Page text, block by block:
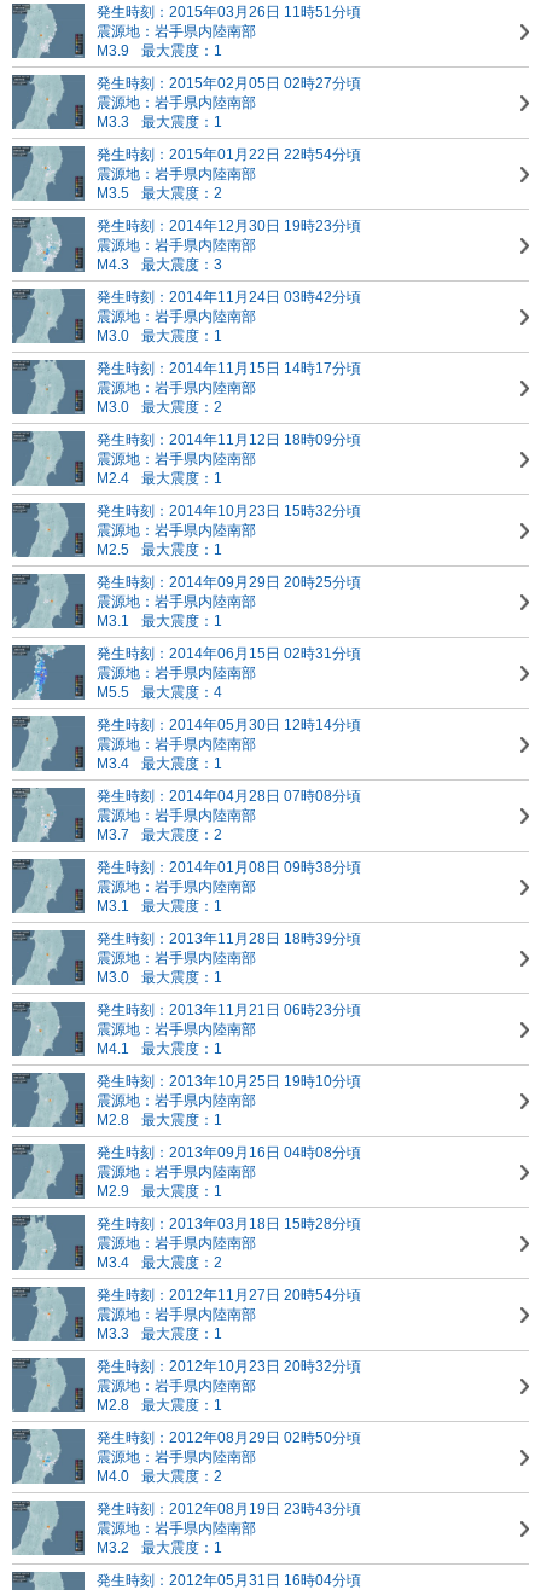
発生時刻：2015年03月26日 11時51分頃
震源地：岩手県内陸南部
M3.9
最大震度：1
発生時刻：2015年02月05日 02時27分頃
震源地：岩手県内陸南部
M3.3
最大震度：1
発生時刻：2015年01月22日 22時54分頃
震源地：岩手県内陸南部
M3.5
最大震度：2
発生時刻：2014年12月30日 19時23分頃
震源地：岩手県内陸南部
M4.3
最大震度：3
発生時刻：2014年11月24日 03時42分頃
震源地：岩手県内陸南部
M3.0
最大震度：1
発生時刻：2014年11月15日 14時17分頃
震源地：岩手県内陸南部
M3.0
最大震度：2
発生時刻：2014年11月12日 18時09分頃
震源地：岩手県内陸南部
M2.4
最大震度：1
発生時刻：2014年10月23日 15時32分頃
震源地：岩手県内陸南部
M2.5
最大震度：1
発生時刻：2014年09月29日 20時25分頃
震源地：岩手県内陸南部
M3.1
最大震度：1
発生時刻：2014年06月15日 02時31分頃
震源地：岩手県内陸南部
M5.5
最大震度：4
発生時刻：2014年05月30日 12時14分頃
震源地：岩手県内陸南部
M3.4
最大震度：1
発生時刻：2014年04月28日 07時08分頃
震源地：岩手県内陸南部
M3.7
最大震度：2
発生時刻：2014年01月08日 09時38分頃
震源地：岩手県内陸南部
M3.1
最大震度：1
発生時刻：2013年11月28日 18時39分頃
震源地：岩手県内陸南部
M3.0
最大震度：1
発生時刻：2013年11月21日 06時23分頃
震源地：岩手県内陸南部
M4.1
最大震度：1
発生時刻：2013年10月25日 19時10分頃
震源地：岩手県内陸南部
M2.8
最大震度：1
発生時刻：2013年09月16日 04時08分頃
震源地：岩手県内陸南部
M2.9
最大震度：1
発生時刻：2013年03月18日 15時28分頃
震源地：岩手県内陸南部
M3.4
最大震度：2
発生時刻：2012年11月27日 20時54分頃
震源地：岩手県内陸南部
M3.3
最大震度：1
発生時刻：2012年10月23日 20時32分頃
震源地：岩手県内陸南部
M2.8
最大震度：1
発生時刻：2012年08月29日 02時50分頃
震源地：岩手県内陸南部
M4.0
最大震度：2
発生時刻：2012年08月19日 23時43分頃
震源地：岩手県内陸南部
M3.2
最大震度：1
発生時刻：2012年05月31日 16時04分頃